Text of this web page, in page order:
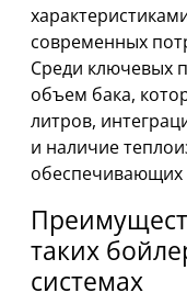
современных
Среди ключевых
объем бака,
литров,
и наличие
обеспечивающих
таких
системах